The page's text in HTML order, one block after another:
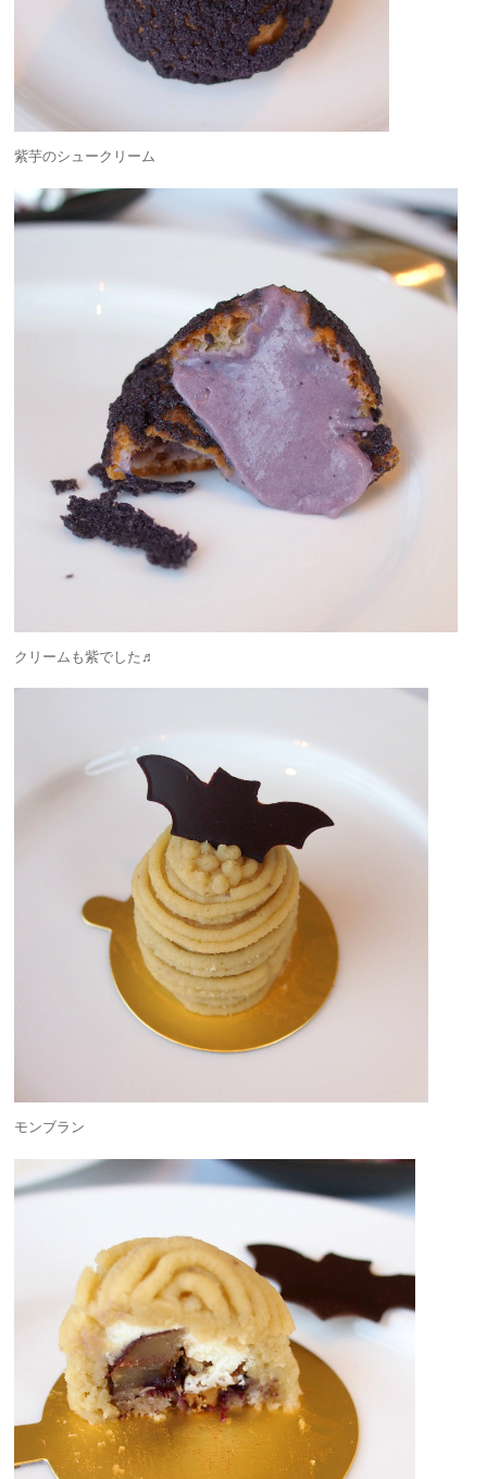
紫芋のシュークリーム
クリームも紫でした♬
モンブラン